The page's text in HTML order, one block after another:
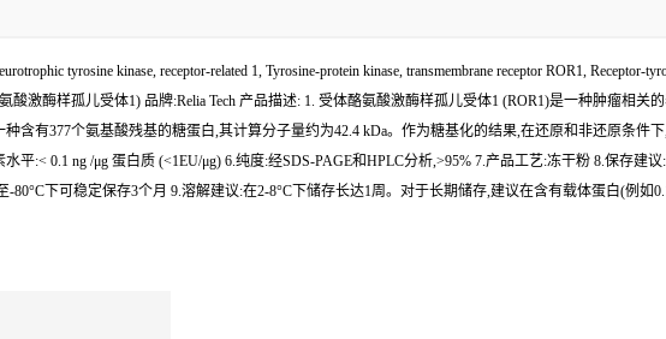
tyrosine kinase, receptor-related 1, Tyrosine-protein kinase, transmembrane receptor ROR1, Receptor-
激酶样孤儿受体1) 品牌:Relia Tech 产品描述: 1. 受体酪氨酸激酶样孤儿受体1 (ROR1)是一种肿瘤相关
含有377个氨基酸残基的糖蛋白,其计算分子量约为42.4 kDa。作为糖基化的结果,在还原和非还原条件
平:< 0.1 ng /μg 蛋白质 (<1EU/μg) 6.纯度:经SDS-PAGE和HPLC分析,>95% 7.产品工艺:冻干粉 8.保存
-80°C下可稳定保存3个月 9.溶解建议:在2-8°C下储存长达1周。对于长期储存,建议在含有载体蛋白(例如